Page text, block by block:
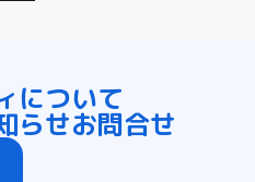
について
らせお問合せ